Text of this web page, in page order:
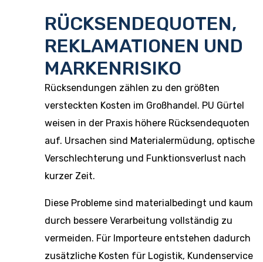
RÜCKSENDEQUOTEN,
REKLAMATIONEN UND
MARKENRISIKO
Rücksendungen zählen zu den größten
versteckten Kosten im Großhandel. PU Gürtel
weisen in der Praxis höhere Rücksendequoten
auf. Ursachen sind Materialermüdung, optische
Verschlechterung und Funktionsverlust nach
kurzer Zeit.
Diese Probleme sind materialbedingt und kaum
durch bessere Verarbeitung vollständig zu
vermeiden. Für Importeure entstehen dadurch
zusätzliche Kosten für Logistik, Kundenservice